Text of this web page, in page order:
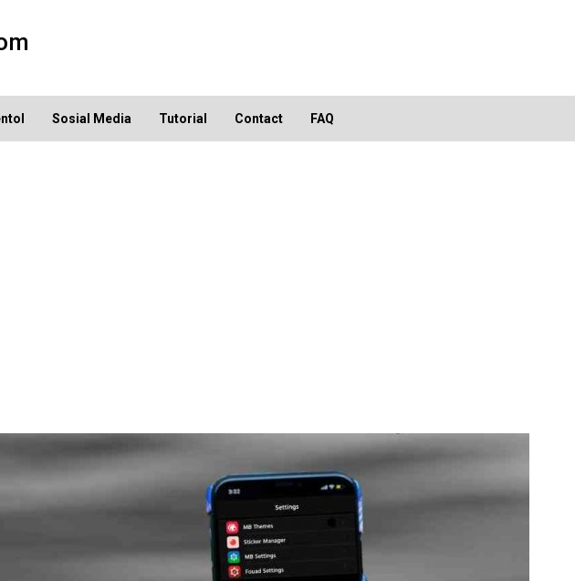
Sosial Media Tutorial Contact FAQ